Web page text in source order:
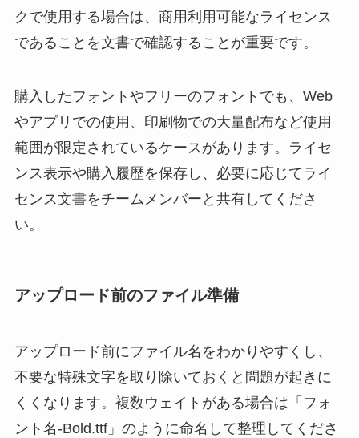
クで使用する場合は、商用利用可能なライセンス
であることを文書で確認することが重要です。
購入したフォントやフリーのフォントでも、Web
やアプリでの使用、印刷物での大量配布など使用
範囲が限定されているケースがあります。ライセ
ンス表示や購入履歴を保存し、必要に応じてライ
センス文書をチームメンバーと共有してくださ
い。
アップロード前のファイル準備
アップロード前にファイル名をわかりやすくし、
不要な特殊文字を取り除いておくと問題が起きに
くくなります。複数ウェイトがある場合は「フォ
ント名-Bold.ttf」のように命名して整理してくださ